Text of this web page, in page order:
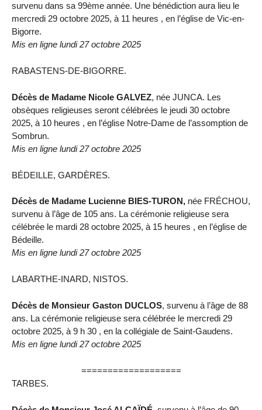
survenu dans sa 99ème année. Une bénédiction aura lieu le
mercredi 29 octobre 2025, à 11 heures , en l’église de Vic-en-
Bigorre.
Mis en ligne lundi 27 octobre 2025
RABASTENS-DE-BIGORRE.
Décès de Madame Nicole GALVEZ, née JUNCA. Les
obsèques religieuses seront célébrées le jeudi 30 octobre
2025, à 10 heures , en l’église Notre-Dame de l’assomption de
Sombrun.
Mis en ligne lundi 27 octobre 2025
BÉDEILLE, GARDÈRES.
Décès de Madame Lucienne BIES-TURON, née FRÉCHOU,
survenu à l’âge de 105 ans. La cérémonie religieuse sera
célébrée le mardi 28 octobre 2025, à 15 heures , en l’église de
Bédeille.
Mis en ligne lundi 27 octobre 2025
LABARTHE-INARD, NISTOS.
Décès de Monsieur Gaston DUCLOS, survenu à l’âge de 88
ans. La cérémonie religieuse sera célébrée le mercredi 29
octobre 2025, à 9 h 30 , en la collégiale de Saint-Gaudens.
Mis en ligne lundi 27 octobre 2025
===================
TARBES.